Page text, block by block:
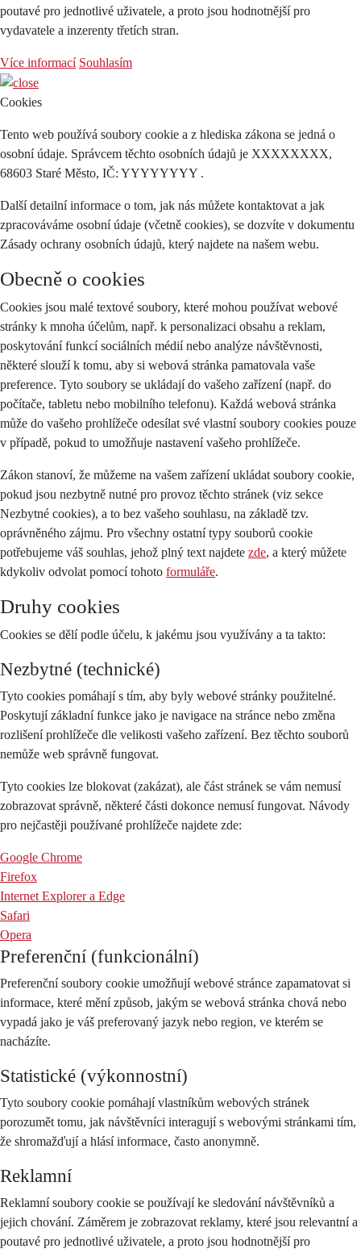
poutavé pro jednotlivé uživatele, a proto jsou hodnotnější pro
vydavatele a inzerenty třetích stran.
Více informací Souhlasím
Cookies
Tento web používá soubory cookie a z hlediska zákona se jedná o
osobní údaje. Správcem těchto osobních údajů je XXXXXXXX,
68603 Staré Město, IČ: YYYYYYYY .
Další detailní informace o tom, jak nás můžete kontaktovat a jak
zpracováváme osobní údaje (včetně cookies), se dozvíte v dokumentu
Zásady ochrany osobních údajů, který najdete na našem webu.
Obecně o cookies
Cookies jsou malé textové soubory, které mohou používat webové
stránky k mnoha účelům, např. k personalizaci obsahu a reklam,
poskytování funkcí sociálních médií nebo analýze návštěvnosti,
některé slouží k tomu, aby si webová stránka pamatovala vaše
preference. Tyto soubory se ukládají do vašeho zařízení (např. do
počítače, tabletu nebo mobilního telefonu). Každá webová stránka
může do vašeho prohlížeče odesílat své vlastní soubory cookies pouze
v případě, pokud to umožňuje nastavení vašeho prohlížeče.
Zákon stanoví, že můžeme na vašem zařízení ukládat soubory cookie,
pokud jsou nezbytně nutné pro provoz těchto stránek (viz sekce
Nezbytné cookies), a to bez vašeho souhlasu, na základě tzv.
oprávněného zájmu. Pro všechny ostatní typy souborů cookie
potřebujeme váš souhlas, jehož plný text najdete zde, a který můžete
kdykoliv odvolat pomocí tohoto formuláře.
Druhy cookies
Cookies se dělí podle účelu, k jakému jsou využívány a ta takto:
Nezbytné (technické)
Tyto cookies pomáhají s tím, aby byly webové stránky použitelné.
Poskytují základní funkce jako je navigace na stránce nebo změna
rozlišení prohlížeče dle velikosti vašeho zařízení. Bez těchto souborů
nemůže web správně fungovat.
Tyto cookies lze blokovat (zakázat), ale část stránek se vám nemusí
zobrazovat správně, některé části dokonce nemusí fungovat. Návody
pro nejčastěji používané prohlížeče najdete zde:
Google Chrome
Firefox
Internet Explorer a Edge
Safari
Opera
Preferenční (funkcionální)
Preferenční soubory cookie umožňují webové stránce zapamatovat si
informace, které mění způsob, jakým se webová stránka chová nebo
vypadá jako je váš preferovaný jazyk nebo region, ve kterém se
nacházíte.
Statistické (výkonnostní)
Tyto soubory cookie pomáhají vlastníkům webových stránek
porozumět tomu, jak návštěvníci interagují s webovými stránkami tím,
že shromažďují a hlásí informace, často anonymně.
Reklamní
Reklamní soubory cookie se používají ke sledování návštěvníků a
jejich chování. Záměrem je zobrazovat reklamy, které jsou relevantní a
poutavé pro jednotlivé uživatele, a proto jsou hodnotnější pro